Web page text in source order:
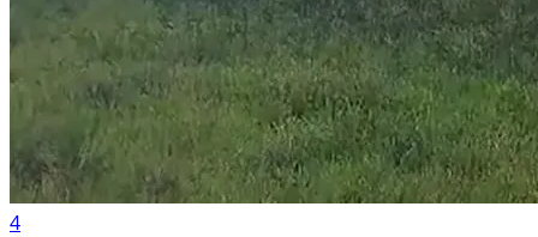
4